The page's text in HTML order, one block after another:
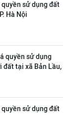
sử dụng đất
Hà Nội
quyền sử dụng
đất tại xã Bản Lầu,
sử dụng đất